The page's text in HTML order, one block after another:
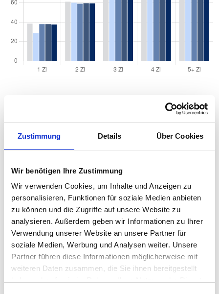
Zustimmung Details Über Cookies
Wir benötigen Ihre Zustimmung
Wir verwenden Cookies, um Inhalte und Anzeigen zu
personalisieren, Funktionen für soziale Medien anbieten
zu können und die Zugriffe auf unsere Website zu
analysieren. Außerdem geben wir Informationen zu Ihrer
Verwendung unserer Website an unsere Partner für
soziale Medien, Werbung und Analysen weiter. Unsere
Partner führen diese Informationen möglicherweise mit
weiteren Daten zusammen, die Sie ihnen bereitgestellt
Quadratmeterpreise in Geeste für Wohnungen
nach Wohnungstyp
Wohnungspreise /m
Sonstige 2.705 €
Erdgeschosswohnung 2.582 € 2.659 € 2.715 €
Souterrain 1.998 € 2.108 € 2.240 €
Hochparterre 2.335 € 2.421 € 2.490 €
Etagenwohnung 2.392 € 2.464 € 2.531 €